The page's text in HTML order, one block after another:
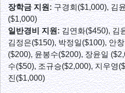
장학금 지원:구경회($1,000), 김
($1,000)
일반경비 지원:김연화($450), 김
김정은($150), 박정일($100), 안
($200), 윤봉수($200), 장윤일
수($50), 조규승($2,000), 지우영
진($1,000)